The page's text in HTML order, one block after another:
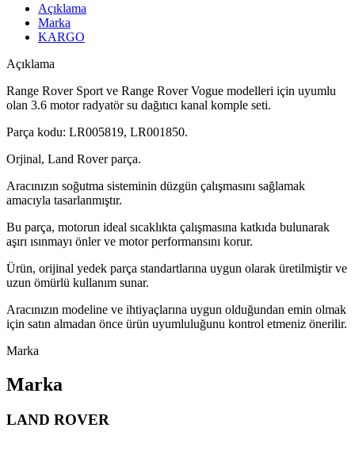
Açıklama
Marka
KARGO
Açıklama
Range Rover Sport ve Range Rover Vogue modelleri için uyumlu
olan 3.6 motor radyatör su dağıtıcı kanal komple seti.
Parça kodu: LR005819, LR001850.
Orjinal, Land Rover parça.
Aracınızın soğutma sisteminin düzgün çalışmasını sağlamak
amacıyla tasarlanmıştır.
Bu parça, motorun ideal sıcaklıkta çalışmasına katkıda bulunarak
aşırı ısınmayı önler ve motor performansını korur.
Ürün, orijinal yedek parça standartlarına uygun olarak üretilmiştir ve
uzun ömürlü kullanım sunar.
Aracınızın modeline ve ihtiyaçlarına uygun olduğundan emin olmak
için satın almadan önce ürün uyumluluğunu kontrol etmeniz önerilir.
Marka
Marka
LAND ROVER